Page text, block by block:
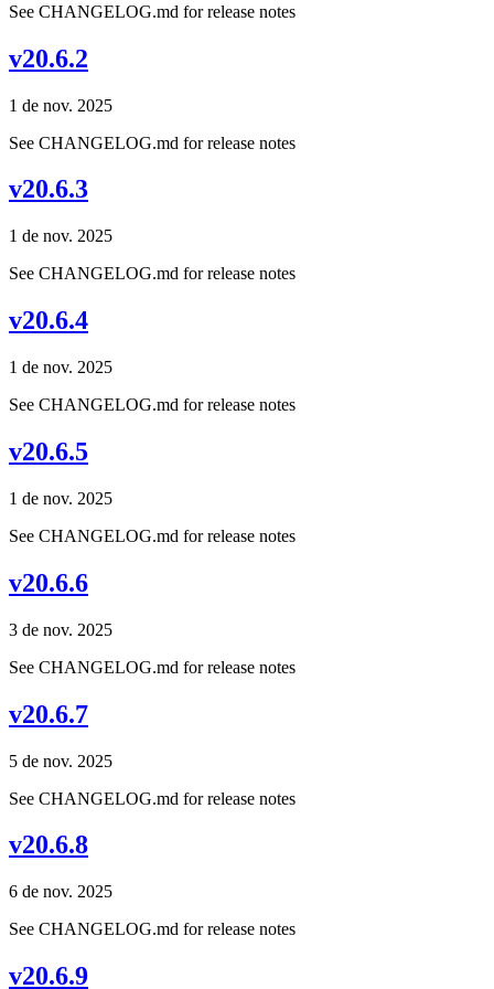
See CHANGELOG.md for release notes
v20.6.2
1 de nov. 2025
See CHANGELOG.md for release notes
v20.6.3
1 de nov. 2025
See CHANGELOG.md for release notes
v20.6.4
1 de nov. 2025
See CHANGELOG.md for release notes
v20.6.5
1 de nov. 2025
See CHANGELOG.md for release notes
v20.6.6
3 de nov. 2025
See CHANGELOG.md for release notes
v20.6.7
5 de nov. 2025
See CHANGELOG.md for release notes
v20.6.8
6 de nov. 2025
See CHANGELOG.md for release notes
v20.6.9